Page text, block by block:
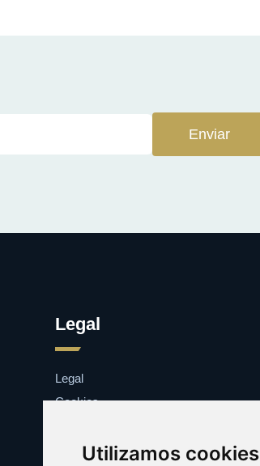
Utilizamos cookies
Enviar
Legal
Legal
Cookies